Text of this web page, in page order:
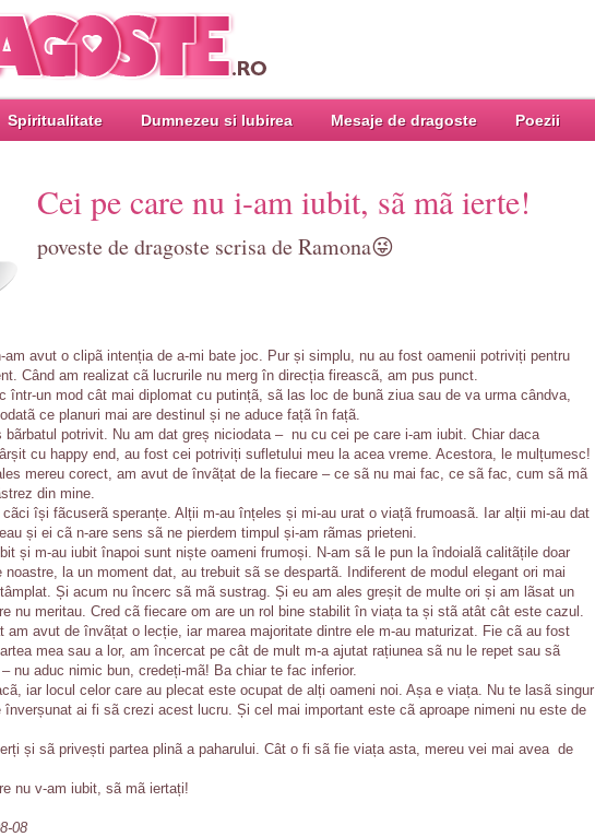
Spiritualitate Dumnezeu si Iubirea Mesaje de dragoste Poezii
Cei pe care nu i-am iubit, sã mã ierte!
poveste de dragoste scrisa de Ramona😜
avut o clipã intenția de a-mi bate joc. Pur și simplu, nu au fost oamenii potriviți pentru
Când am realizat cã lucrurile nu merg în direcția fireascã, am pus punct.
într-un mod cât mai diplomat cu putințã, sã las loc de bunã ziua sau de va urma cândva,
ce planuri mai are destinul și ne aduce fațã în fațã.
bãrbatul potrivit. Nu am dat greș niciodata – nu cu cei pe care i-am iubit. Chiar daca
cu happy end, au fost cei potriviți sufletului meu la acea vreme. Acestora, le mulțumesc!
mereu corect, am avut de învãțat de la fiecare – ce sã nu mai fac, ce sã fac, cum sã mã
din mine.
cãci își fãcuserã speranțe. Alții m-au înțeles și mi-au urat o viațã frumoasã. Iar alții mi-au dat
și ei cã n-are sens sã ne pierdem timpul și-am rãmas prieteni.
și m-au iubit înapoi sunt niște oameni frumoși. N-am sã le pun la îndoialã calitãțile doar
noastre, la un moment dat, au trebuit sã se despartã. Indiferent de modul elegant ori mai
Și acum nu încerc sã mã sustrag. Și eu am ales greșit de multe ori și am lãsat un
nu meritau. Cred cã fiecare om are un rol bine stabilit în viața ta și stã atât cât este cazul.
am avut de învãțat o lecție, iar marea majoritate dintre ele m-au maturizat. Fie cã au fost
mea sau a lor, am încercat pe cât de mult m-a ajutat rațiunea sã nu le repet sau sã
nu aduc nimic bun, credeți-mã! Ba chiar te fac inferior.
iar locul celor care au plecat este ocupat de alți oameni noi. Așa e viața. Nu te lasã singur
înverșunat ai fi sã crezi acest lucru. Și cel mai important este cã aproape nimeni nu este de
și sã privești partea plinã a paharului. Cât o fi sã fie viața asta, mereu vei mai avea de
nu v-am iubit, sã mã iertați!
08